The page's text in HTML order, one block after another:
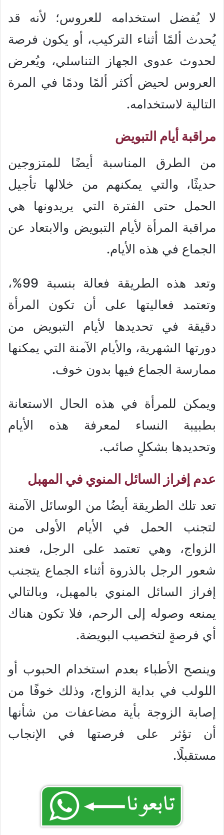
لا يُفضل استخدامه للعروس؛ لأنه قد
يُحدث ألمًا أثناء التركيب، أو يكون فرصة
لحدوث عدوى الجهاز التناسلي، ويُعرض
العروس لحيض أكثر ألمًا ودمًا في المرة
التالية لاستخدامه.
مراقبة أيام التبويض
من الطرق المناسبة أيضًا للمتزوجين
حديثًا، والتي يمكنهم من خلالها تأجيل
الحمل حتى الفترة التي يريدونها هي
مراقبة المرأة لأيام التبويض والابتعاد عن
الجماع في هذه الأيام.
وتعد هذه الطريقة فعالة بنسبة 99%،
وتعتمد فعاليتها على أن تكون المرأة
دقيقة في تحديدها لأيام التبويض من
دورتها الشهرية، والأيام الآمنة التي يمكنها
ممارسة الجماع فيها بدون خوف.
ويمكن للمرأة في هذه الحال الاستعانة
بطبيبة النساء لمعرفة هذه الأيام
وتحديدها بشكلٍ صائب.
عدم إفراز السائل المنوي في المهبل
تعد تلك الطريقة أيضُا من الوسائل الآمنة
لتجنب الحمل في الأيام الأولى من
الزواج، وهي تعتمد على الرجل، فعند
شعور الرجل بالذروة أثناء الجماع يتجنب
إفراز السائل المنوي بالمهبل، وبالتالي
يمنعه وصوله إلى الرحم، فلا تكون هناك
أي فرصةٍ لتخصيب البويضة.
وينصح الأطباء بعدم استخدام الحبوب أو
اللولب في بداية الزواج، وذلك خوفًا من
إصابة الزوجة بأية مضاعفات من شأنها
أن تؤثر على فرصتها في الإنجاب
مستقبلًا.